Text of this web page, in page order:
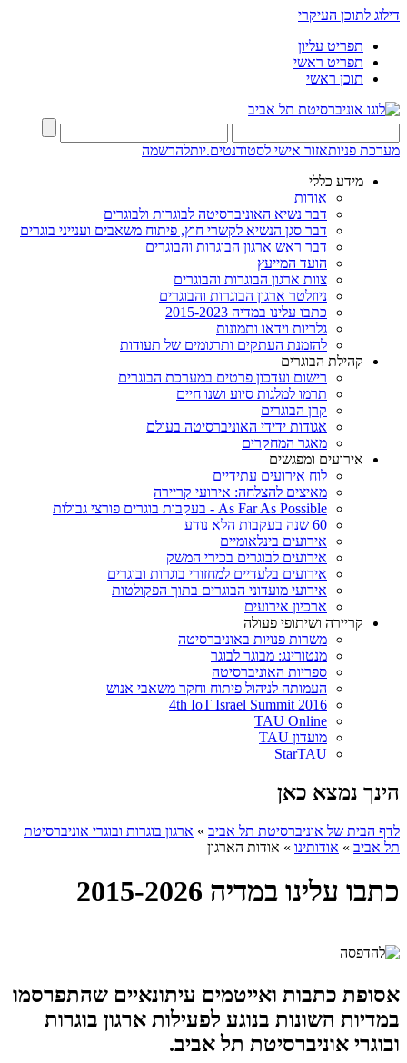
דילוג לתוכן העיקרי
תפריט עליון
תפריט ראשי
תוכן ראשי
מערכת פניותאזור אישי לסטודנטים.יותלהרשמה
מידע כללי
אודות
דבר נשיא האוניברסיטה לבוגרות ולבוגרים
דבר סגן הנשיא לקשרי חוץ, פיתוח משאבים וענייני בוגרים
דבר ראש ארגון הבוגרות והבוגרים
הועד המייעץ
צוות ארגון הבוגרות והבוגרים
ניוזלטר ארגון הבוגרות והבוגרים
כתבו עלינו במדיה 2015-2023
גלריות וידאו ותמונות
להזמנת העתקים ותרגומים של תעודות
קהילת הבוגרים
רישום ועדכון פרטים במערכת הבוגרים
תרמו למלגות סיוע ושנו חיים
קרן הבוגרים
אגודות ידידי האוניברסיטה בעולם
מאגר המחקרים
אירועים ומפגשים
לוח אירועים עתידיים
מאיצים להצלחה: אירועי קריירה
As Far As Possible - בעקבות בוגרים פורצי גבולות
60 שנה בעקבות הלא נודע
אירועים בינלאומיים
אירועים לבוגרים בכירי המשק
אירועים בלעדיים למחזורי בוגרות ובוגרים
אירועי מועדוני הבוגרים בתוך הפקולטות
ארכיון אירועים
קריירה ושיתופי פעולה
משרות פנויות באוניברסיטה
מנטורינג: מבוגר לבוגר
ספריות האוניברסיטה
העמותה לניהול פיתוח וחקר משאבי אנוש
4th IoT Israel Summit 2016
TAU Online
מועדון TAU
StarTAU
הינך נמצא כאן
לדף הבית של אוניברסיטת תל אביב » ארגון בוגרות ובוגרי אוניברסיטת
תל אביב » אודותינו » אודות הארגון
כתבו עלינו במדיה 2015-2026
אסופת כתבות ואייטמים עיתונאיים שהתפרסמו
במדיות השונות בנוגע לפעילות ארגון בוגרות
ובוגרי אוניברסיטת תל אביב.